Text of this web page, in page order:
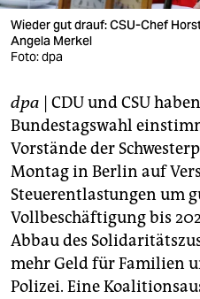
verlag
veranstaltungen
fragen & hilfe
unterstützen
abo
genossenschaft
epaper login
Wieder gut drauf: CSU-Chef
Angela Merkel
Foto: dpa
dpa | CDU und CSU
Bundestagswahl
Vorstände der
Montag in Berlin auf
Steuerentlastungen um
Vollbeschäftigung bis
Abbau des
mehr Geld für Familien
Polizei. Eine